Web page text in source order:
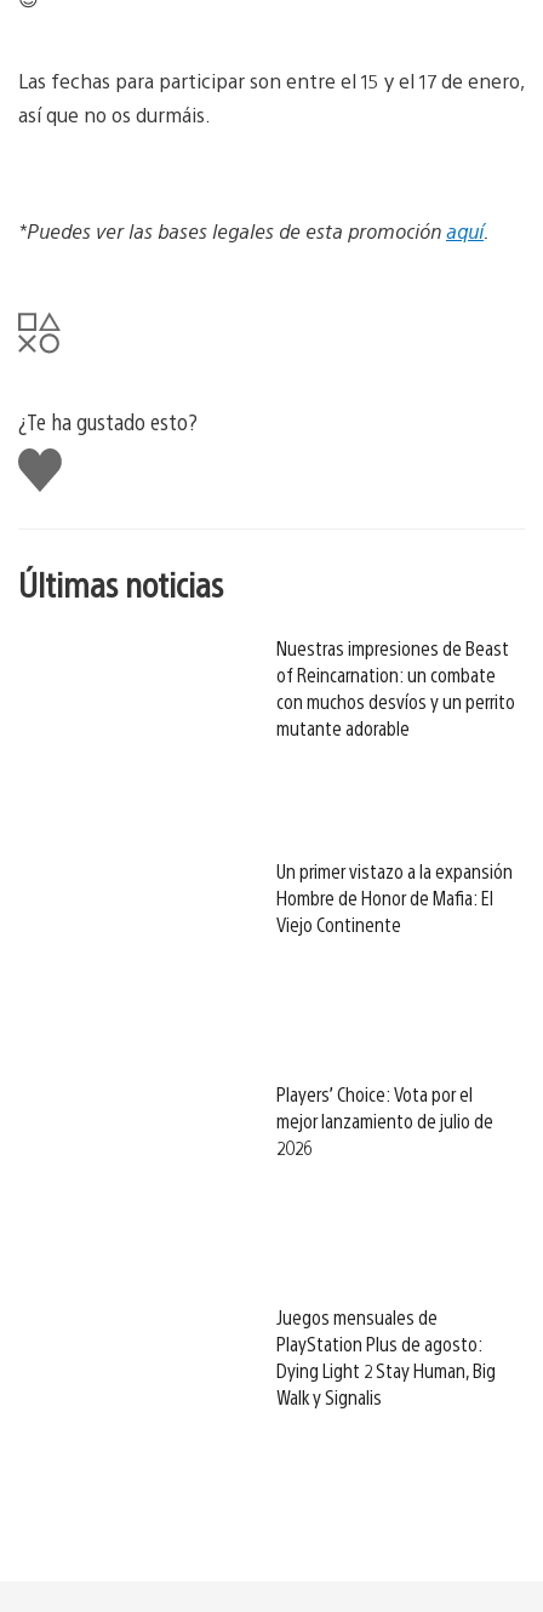
Las fechas para participar son entre el 15 y el 17 de enero,
así que no os durmáis.
*Puedes ver las bases legales de esta promociónaquí.
¿Te ha gustado esto?
Me
gusta
esto
Últimas noticias
Nuestras impresiones de Beast
of Reincarnation: un combate
con muchos desvíos y un perrito
mutante adorable
Un primer vistazo a la expansión
Hombre de Honor de Mafia: El
Viejo Continente
Players’ Choice: Vota por el
mejor lanzamiento de julio de
2026
Juegos mensuales de
PlayStation Plus de agosto:
Dying Light 2 Stay Human, Big
Walk y Signalis